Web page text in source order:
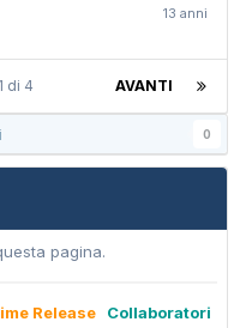
AVANTI
di 4
0
pagina.
Release
Collaboratori